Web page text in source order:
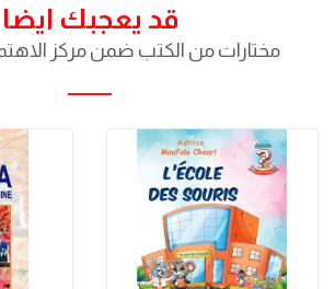
قد يعجبك ايضا
مختارات من الكتب ضمن مركز